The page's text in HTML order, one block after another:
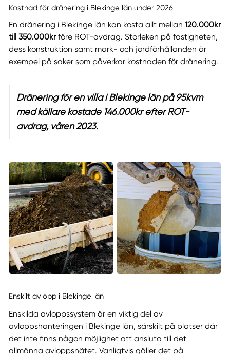
Kostnad för dränering i Blekinge län under 2026
En dränering i Blekinge län kan kosta allt mellan 120.000kr
till 350.000krföre ROT-avdrag. Storleken på fastigheten,
dess konstruktion samt mark- och jordförhållanden är
exempel på saker som påverkar kostnaden för dränering.
Dränering för en villa i Blekinge län på 95kvm
med källare kostade 146.000kr efter ROT-
avdrag, våren 2023.
Enskilt avlopp i Blekinge län
Enskilda avloppssystem är en viktig del av
avloppshanteringen i Blekinge län, särskilt på platser där
det inte finns någon möjlighet att ansluta till det
allmänna avloppsnätet. Vanligtvis gäller det på